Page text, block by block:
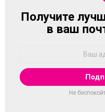
NEWSLETTER
Получите
в ваш
Не